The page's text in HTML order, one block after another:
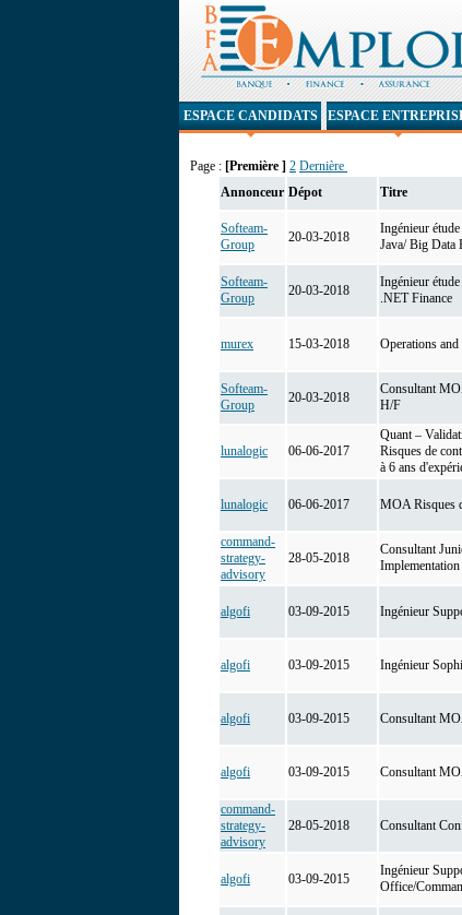
Page : [Première ] 2 Dernière
Annonceur Dépot Titre
Softeam-
Group
20-03-2018
Ingénieur
Java/ Big Data
Softeam-
Group
20-03-2018
Ingénieur
.NET Finance
murex 15-03-2018 Operations
Softeam-
Group
20-03-2018
Consultant
H/F
lunalogic 06-06-2017
Quant –
Risques de
à 6 ans
lunalogic 06-06-2017 MOA Risques
command-
strategy-
advisory
28-05-2018
Consultant
Implementation
algofi 03-09-2015 Ingénieur
algofi 03-09-2015 Ingénieur
algofi 03-09-2015 Consultant
algofi 03-09-2015 Consultant
command-
strategy-
advisory
28-05-2018 Consultant
algofi 03-09-2015
Ingénieur
Office/
ESPACE CANDIDATS ESPACE